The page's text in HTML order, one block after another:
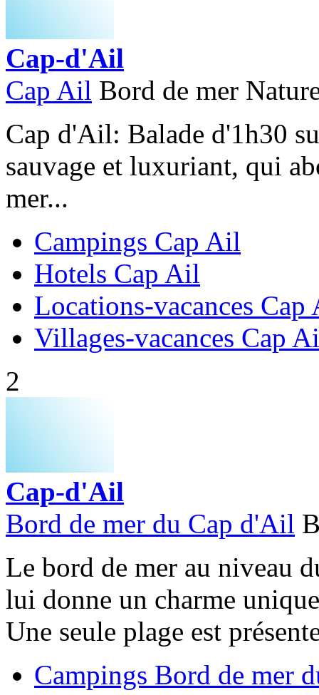
Cap-d'Ail
Cap Ail Bord de mer
Cap d'Ail: Balade d'1h30
sauvage et luxuriant, qui
mer...
Campings Cap Ail
Hotels Cap Ail
Locations-vacances Cap
Villages-vacances Cap
2
Cap-d'Ail
Bord de mer du Cap d'Ail
Le bord de mer au niveau
lui donne un charme
Une seule plage est
Campings Bord de mer